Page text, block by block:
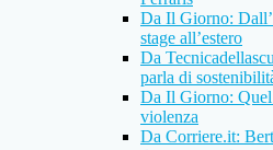
Da Il Giorno:
stage all’estero
Da
parla di
Da Il Giorno:
violenza
Da Corriere.it: